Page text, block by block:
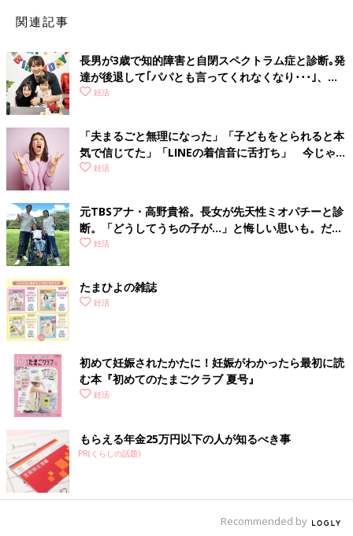
害するリスクも高くなります。また、凍結した卵子は保管にも解
娠が成立するとは限りません。それよりも自然妊娠できる環境を
早く整えるほうがいいでしょう。
人工授精のプロセス
（1）排卵日に、採取した精子を子宮に注入する
検査を行って排卵日を予測したら、その日にカップルで受診しま
す。病院で精液を採取して洗浄などの処置をしたあとに、精子を
専用の注射器で子宮に注入します。自宅で採精し、女性が持参す
る場合もあります。
（2）排卵の有無と黄体ホルモンの分泌状態を確認する
予測した排卵日のあとに超音波検査を行います。排卵が正常に起
こったか、子宮内を着床しやすい状態に整える黄体ホルモンが正
常に分泌されているかをチェックします。
（3）妊娠判定検査を行う
月経予定日を過ぎたら、妊娠が成立したかどうか、超音波検査や
尿検査、内診などで判定をします。
せ、子宮に移植する方法
関連記事
長男が3歳で知的障害と自閉スペクトラム症と診断｡発
達が後退して｢パパとも言ってくれなくなり･･･｣、元
プロバスケ選手･岡田優介
妊活
「夫まるごと無理になった」「子どもをとられると本
気で信じてた」「LINEの着信音に舌打ち」 今じゃ笑
い話。敵対心＆警戒心むき出しだった産後のガルガル
妊活
元TBSアナ・高野貴裕。長女が先天性ミオパチーと診
断。「どうしてうちの子が…」と悔しい思いも。だか
らこそ、娘との時間を全力で楽しみたい
妊活
たまひよの雑誌
妊活
初めて妊娠されたかたに！妊娠がわかったら最初に読
む本『初めてのたまごクラブ 夏号』
妊活
もらえる年金25万円以下の人が知るべき事
PR(くらしの話題)
Recommended by